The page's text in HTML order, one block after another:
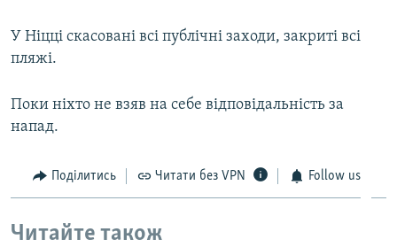
У Ніцці скасовані всі публічні заходи, закриті всі
пляжі.
Поки ніхто не взяв на себе відповідальність за
напад.
Поділитись Читати без VPN Follow us
Читайте також